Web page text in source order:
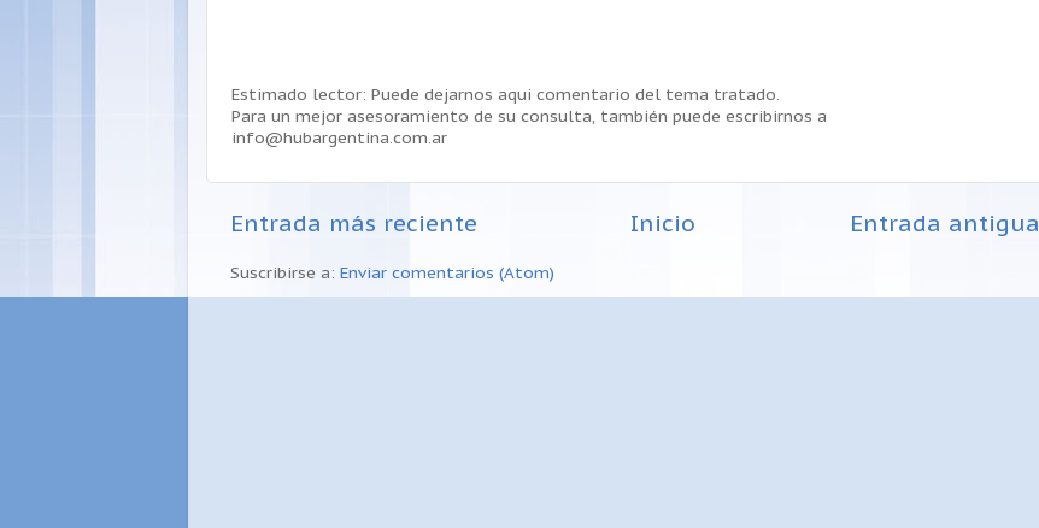
Estimado lector: Puede dejarnos aqui comentario del tema tratado.
Para un mejor asesoramiento de su consulta, también puede escribirnos a
info@hubargentina.com.ar
Entrada más reciente Entrada antigua
Inicio
Suscribirse a: Enviar comentarios (Atom)